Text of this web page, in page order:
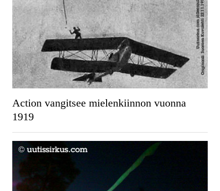
Action vangitsee mielenkiinnon vuonna
1919